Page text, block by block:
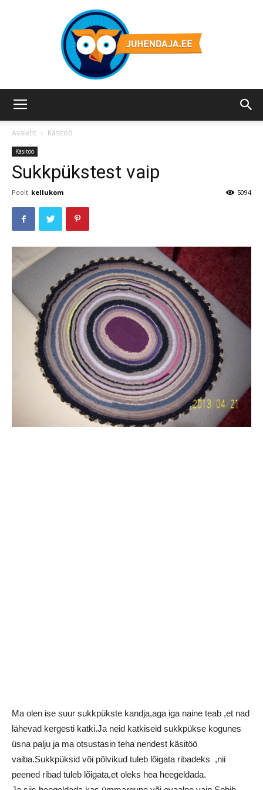
Avaleht Käsitöö
Käsitöö
Sukkpükstest vaip
Poolt kellukom 5094
Ma olen ise suur sukkpükste kandja,aga iga naine teab ,et nad
lähevad kergesti katki.Ja neid katkiseid sukkpükse kogunes
üsna palju ja ma otsustasin teha nendest käsitöö
vaiba.Sukkpüksid või põlvikud tuleb lõigata ribadeks ,nii
peened ribad tuleb lõigata,et oleks hea heegeldada.